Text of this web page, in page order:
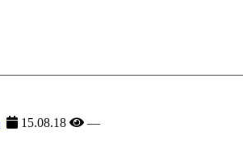
15.08.18
—